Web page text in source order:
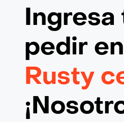
pedir en
Rusty